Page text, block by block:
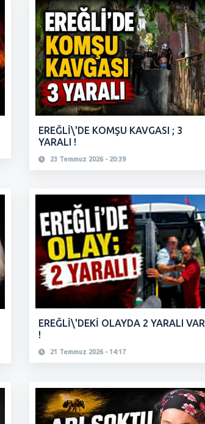
EREĞLİ\'DE KOMŞU KAVGASI ; 3
YARALI !
23 Temmuz 2026 - 20:39
EREĞLİ\'DEKİ OLAYDA 2 YARALI VAR
!
21 Temmuz 2026 - 14:17